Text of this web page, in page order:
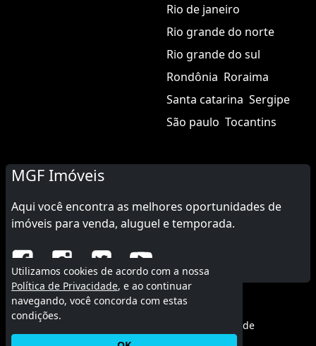
Rio de janeiro
Rio grande do norte
Rio grande do sul
Rondônia Roraima
Santa catarina Sergipe
São paulo Tocantins
MGF Imóveis
Aqui você encontra as melhores oportunidades de
imóveis para venda, aluguel e temporada.
© 2015 - 2026 MGF Imóveis.
Política de privacidade
Utilizamos cookies de acordo com a nossa
Política de Privacidade, e ao continuar
navegando, você concorda com estas
condições.